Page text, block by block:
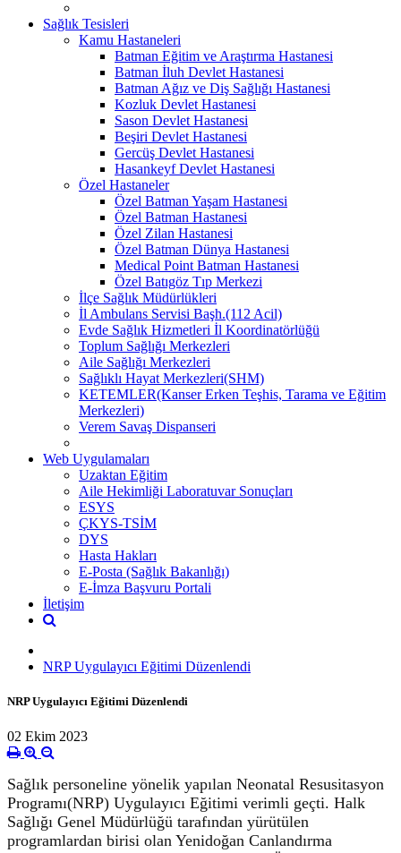
Sağlık Tesisleri
Kamu Hastaneleri
Batman Eğitim ve Araştırma Hastanesi
Batman İluh Devlet Hastanesi
Batman Ağız ve Diş Sağlığı Hastanesi
Kozluk Devlet Hastanesi
Sason Devlet Hastanesi
Beşiri Devlet Hastanesi
Gercüş Devlet Hastanesi
Hasankeyf Devlet Hastanesi
Özel Hastaneler
Özel Batman Yaşam Hastanesi
Özel Batman Hastanesi
Özel Zilan Hastanesi
Özel Batman Dünya Hastanesi
Medical Point Batman Hastanesi
Özel Batıgöz Tıp Merkezi
İlçe Sağlık Müdürlükleri
İl Ambulans Servisi Başh.(112 Acil)
Evde Sağlık Hizmetleri İl Koordinatörlüğü
Toplum Sağlığı Merkezleri
Aile Sağlığı Merkezleri
Sağlıklı Hayat Merkezleri(SHM)
KETEMLER(Kanser Erken Teşhis, Tarama ve Eğitim
Merkezleri)
Verem Savaş Dispanseri
Web Uygulamaları
Uzaktan Eğitim
Aile Hekimliği Laboratuvar Sonuçları
ESYS
ÇKYS-TSİM
DYS
Hasta Hakları
E-Posta (Sağlık Bakanlığı)
E-İmza Başvuru Portali
İletişim
NRP Uygulayıcı Eğitimi Düzenlendi
NRP Uygulayıcı Eğitimi Düzenlendi
02 Ekim 2023
Sağlık personeline yönelik yapılan Neonatal Resusitasyon
Programı(NRP) Uygulayıcı Eğitimi verimli geçti. Halk
Sağlığı Genel Müdürlüğü tarafından yürütülen
programlardan birisi olan Yenidoğan Canlandırma